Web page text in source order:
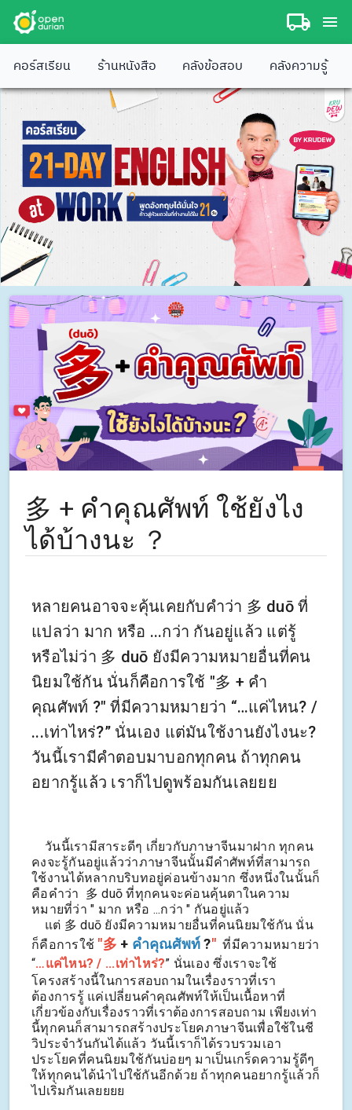
คอร์สเรียน ร้านหนังสือ คลังข้อสอบ คลังความรู้
多 + คำคุณศัพท์ ใช้ยังไง
ได้บ้างนะ ？
หลายคนอาจจะคุ้นเคยกับคำว่า 多 duō ที่
แปลว่า มาก หรือ ...กว่า กันอยู่แล้ว แต่รู้
หรือไม่ว่า 多 duō ยังมีความหมายอื่นที่คน
นิยมใช้กัน นั่นก็คือการใช้ "多 + คำ
คุณศัพท์ ?" ที่มีความหมายว่า “…แค่ไหน? /
...เท่าไหร่?” นั่นเอง แต่มันใช้งานยังไงนะ?
วันนี้เรามีคำตอบมาบอกทุกคน ถ้าทุกคน
อยากรู้แล้ว เราก็ไปดูพร้อมกันเลยยย
วันนี้เรามีสาระดีๆ เกี่ยวกับภาษาจีนมาฝาก ทุกคน
คงจะรู้กันอยู่แล้วว่าภาษาจีนนั้นมีคำศัพท์ที่สามารถ
ใช้งานได้หลากบริบทอยู่ค่อนข้างมาก ซึ่งหนึ่งในนั้นก็
คือคำว่า 多 duō ที่ทุกคนจะค่อนคุ้นตาในความ
หมายที่ว่า " มาก หรือ ...กว่า " กันอยู่แล้ว
แต่ 多 duō ยังมีความหมายอื่นที่คนนิยมใช้กัน นั่น
ก็คือการใช้ "多 + คำคุณศัพท์ ?"ที่มีความหมายว่า
“…แค่ไหน? / ...เท่าไหร่?” นั่นเอง ซึ่งเราจะใช้
โครงสร้างนี้ในการสอบถามในเรื่องราวที่เรา
ต้องการรู้ แค่เปลี่ยนคำคุณศัพท์ให้เป็นเนื้อหาที่
เกี่ยวข้องกับเรื่องราวที่เราต้องการสอบถาม เพียงเท่า
นี้ทุกคนก็สามารถสร้างประโยคภาษาจีนเพื่อใช้ในชี
วิประจำวันกันได้แล้ว วันนี้เราก็ได้รวบรวมเอา
ประโยคที่คนนิยมใช้กันบ่อยๆ มาเป็นเกร็ดความรู้ดีๆ
ให้ทุกคนได้นำไปใช้กันอีกด้วย ถ้าทุกคนอยากรู้แล้วก็
ไปเริ่มกันเลยยยย